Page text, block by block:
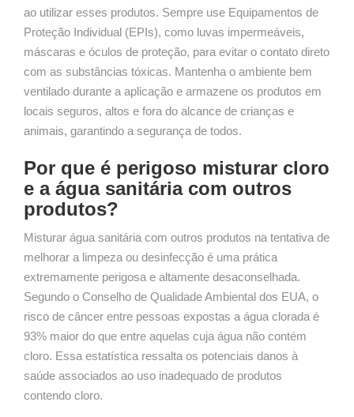
ao utilizar esses produtos. Sempre use Equipamentos de
Proteção Individual (EPIs), como luvas impermeáveis,
máscaras e óculos de proteção, para evitar o contato direto
com as substâncias tóxicas. Mantenha o ambiente bem
ventilado durante a aplicação e armazene os produtos em
locais seguros, altos e fora do alcance de crianças e
animais, garantindo a segurança de todos.
Por que é perigoso misturar cloro
e a água sanitária com outros
produtos?
Misturar água sanitária com outros produtos na tentativa de
melhorar a limpeza ou desinfecção é uma prática
extremamente perigosa e altamente desaconselhada.
Segundo o Conselho de Qualidade Ambiental dos EUA, o
risco de câncer entre pessoas expostas a água clorada é
93% maior do que entre aquelas cuja água não contém
cloro. Essa estatística ressalta os potenciais danos à
saúde associados ao uso inadequado de produtos
contendo cloro.